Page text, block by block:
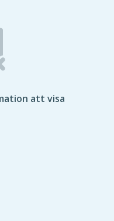
att visa